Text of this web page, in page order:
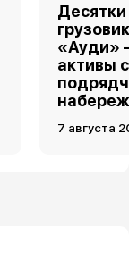
«Ауди»
активы
7 августа